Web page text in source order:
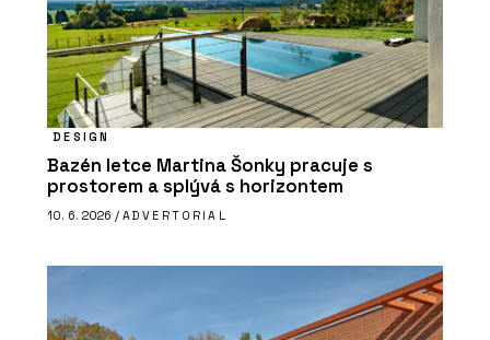
DESIGN
Bazén letce Martina Šonky pracuje s
prostorem a splývá s horizontem
10. 6. 2026 / ADVERTORIAL